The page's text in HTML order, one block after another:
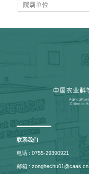
院属单位
联系我们
电话 : 0755-29390921
邮箱 : zonghechu01@caas.cn